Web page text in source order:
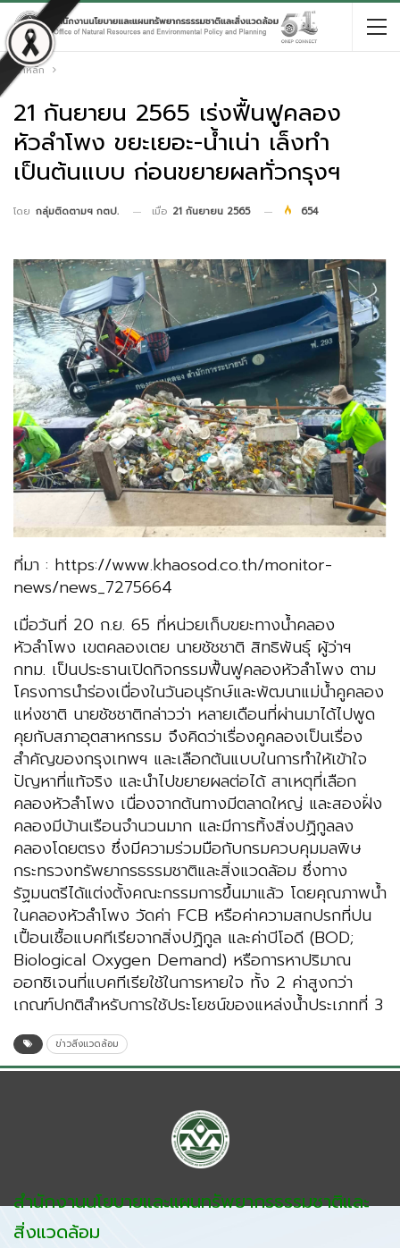
หน้าหลัก
21 กันยายน 2565 เร่งฟื้นฟูคลอง
หัวลำโพง ขยะเยอะ-น้ำเน่า เล็งทำ
เป็นต้นแบบ ก่อนขยายผลทั่วกรุงฯ
โดย กลุ่มติดตามฯ กตป. เมื่อ 21 กันยายน 2565 654
ที่มา : https://www.khaosod.co.th/monitor-
news/news_7275664
เมื่อวันที่ 20 ก.ย. 65 ที่หน่วยเก็บขยะทางน้ำคลอง
หัวลำโพง เขตคลองเตย นายชัชชาติ สิทธิพันธุ์ ผู้ว่าฯ
กทม. เป็นประธานเปิดกิจกรรมฟื้นฟูคลองหัวลำโพง ตาม
โครงการนำร่องเนื่องในวันอนุรักษ์และพัฒนาแม่น้ำคูคลอง
แห่งชาติ นายชัชชาติกล่าวว่า หลายเดือนที่ผ่านมาได้ไปพูด
คุยกับสภาอุตสาหกรรม จึงคิดว่าเรื่องคูคลองเป็นเรื่อง
สำคัญของกรุงเทพฯ และเลือกต้นแบบในการทำให้เข้าใจ
ปัญหาที่แท้จริง และนำไปขยายผลต่อได้ สาเหตุที่เลือก
คลองหัวลำโพง เนื่องจากต้นทางมีตลาดใหญ่ และสองฝั่ง
คลองมีบ้านเรือนจำนวนมาก และมีการทิ้งสิ่งปฏิกูลลง
คลองโดยตรง ซึ่งมีความร่วมมือกับกรมควบคุมมลพิษ
กระทรวงทรัพยากรธรรมชาติและสิ่งแวดล้อม ซึ่งทาง
รัฐมนตรีได้แต่งตั้งคณะกรรมการขึ้นมาแล้ว โดยคุณภาพน้ำ
ในคลองหัวลำโพง วัดค่า FCB หรือค่าความสกปรกที่ปน
เปื้อนเชื้อแบคทีเรียจากสิ่งปฏิกูล และค่าบีโอดี (BOD;
Biological Oxygen Demand) หรือการหาปริมาณ
ออกซิเจนที่แบคทีเรียใช้ในการหายใจ ทั้ง 2 ค่าสูงกว่า
เกณฑ์ปกติสำหรับการใช้ประโยชน์ของแหล่งน้ำประเภทที่ 3
ข่าวสิ่งแวดล้อม
สำนักงานนโยบายและแผนทรัพยากรธรรมชาติและ
สิ่งแวดล้อม